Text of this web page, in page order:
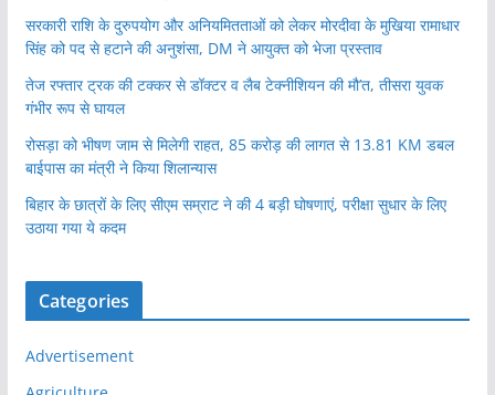
सरकारी राशि के दुरुपयोग और अनियमितताओं को लेकर मोरदीवा के मुखिया रामाधार
सिंह को पद से हटाने की अनुशंसा, DM ने आयुक्त को भेजा प्रस्ताव
तेज रफ्तार ट्रक की टक्कर से डॉक्टर व लैब टेक्नीशियन की मौ’त, तीसरा युवक
गंभीर रूप से घायल
रोसड़ा को भीषण जाम से मिलेगी राहत, 85 करोड़ की लागत से 13.81 KM डबल
बाईपास का मंत्री ने किया शिलान्यास
बिहार के छात्रों के लिए सीएम सम्राट ने की 4 बड़ी घोषणाएं, परीक्षा सुधार के लिए
उठाया गया ये कदम
Categories
Advertisement